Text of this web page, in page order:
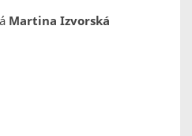
Martina Izvorská